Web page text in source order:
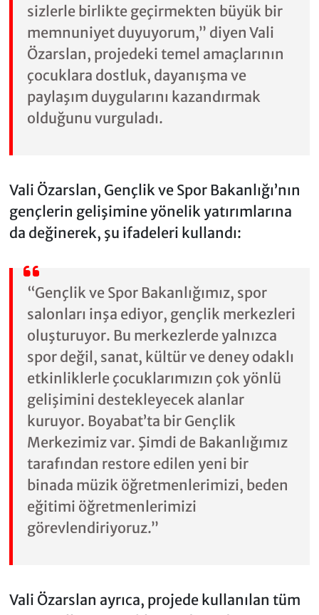
sizlerle birlikte geçirmekten büyük bir
memnuniyet duyuyorum,” diyen Vali
Özarslan, projedeki temel amaçlarının
çocuklara dostluk, dayanışma ve
paylaşım duygularını kazandırmak
olduğunu vurguladı.
Vali Özarslan, Gençlik ve Spor Bakanlığı’nın
gençlerin gelişimine yönelik yatırımlarına
da değinerek, şu ifadeleri kullandı:
“Gençlik ve Spor Bakanlığımız, spor
salonları inşa ediyor, gençlik merkezleri
oluşturuyor. Bu merkezlerde yalnızca
spor değil, sanat, kültür ve deney odaklı
etkinliklerle çocuklarımızın çok yönlü
gelişimini destekleyecek alanlar
kuruyor. Boyabat’ta bir Gençlik
Merkezimiz var. Şimdi de Bakanlığımız
tarafından restore edilen yeni bir
binada müzik öğretmenlerimizi, beden
eğitimi öğretmenlerimizi
görevlendiriyoruz.”
Vali Özarslan ayrıca, projede kullanılan tüm